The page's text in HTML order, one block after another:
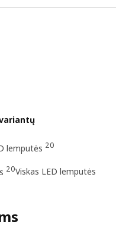
lemputės 20
20Viskas LED lemputės